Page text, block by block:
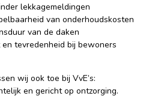
lekkagemeldingen
van onderhoudskosten
van de daken
tevredenheid bij bewoners
wij ook toe bij VvE’s:
en gericht op ontzorging.